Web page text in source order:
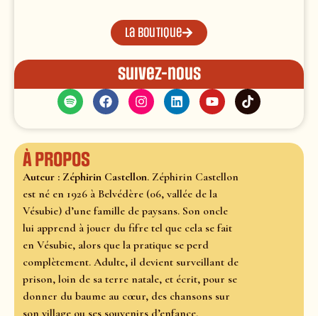
La boutique
Suivez-nous
À propos
Auteur : Zéphirin Castellon. Zéphirin Castellon
est né en 1926 à Belvédère (06, vallée de la
Vésubie) d’une famille de paysans. Son oncle
lui apprend à jouer du fifre tel que cela se fait
en Vésubie, alors que la pratique se perd
complètement. Adulte, il devient surveillant de
prison, loin de sa terre natale, et écrit, pour se
donner du baume au cœur, des chansons sur